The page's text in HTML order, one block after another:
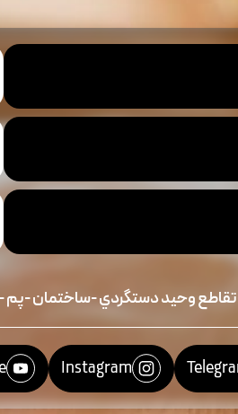
وحيد دستگردي -ساختمان -پم -طبقه ١٢-
Instagram